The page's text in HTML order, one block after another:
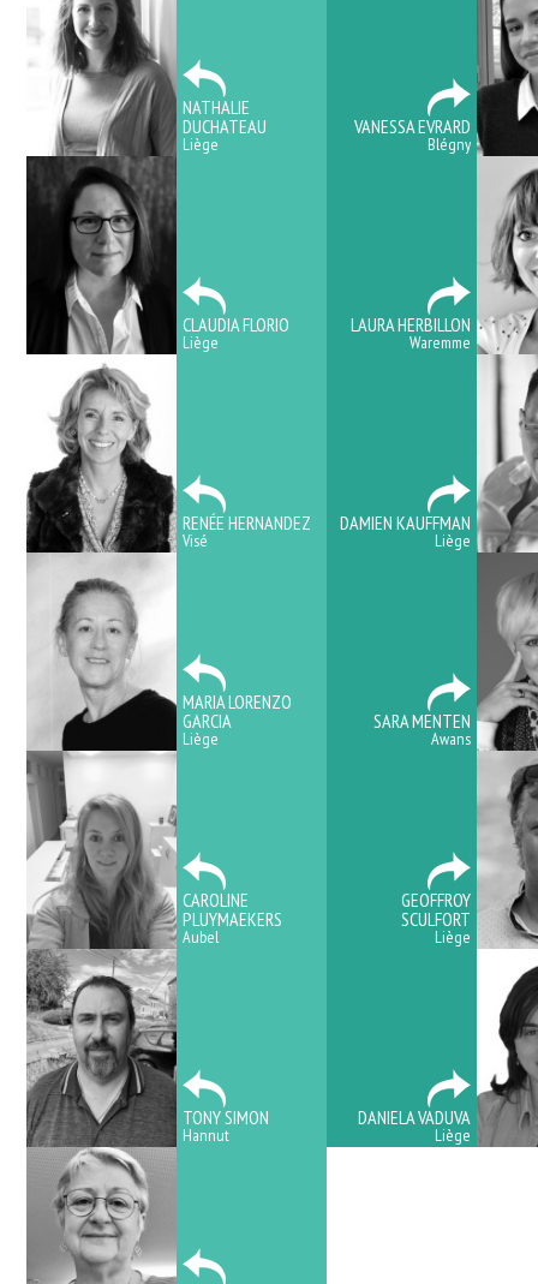
NATHALIE
DUCHATEAU
Liège
VANESSA EVRARD
Blégny
CLAUDIA FLORIO
Liège
LAURA HERBILLON
Waremme
RENÉE HERNANDEZ
Visé
DAMIEN KAUFFMAN
Liège
MARIA LORENZO
GARCIA
Liège
SARA MENTEN
Awans
CAROLINE
PLUYMAEKERS
Aubel
GEOFFROY
SCULFORT
Liège
TONY SIMON
Hannut
DANIELA VADUVA
Liège